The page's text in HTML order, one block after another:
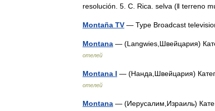
resolución. 5. C. Rica. selva (ǁ terreno
Montaña TV — Type Broadcast
Montana — (Langwies,Швейцария)
отелей
Montana I — (Нанда,Швейцария)
отелей
Montana — (Иерусалим,Израиль)